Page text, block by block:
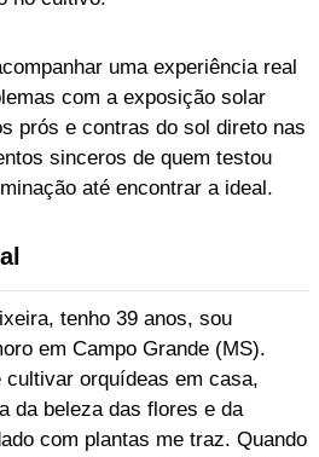
uma experiência real
com a exposição solar
prós e contras do sol direto nas
sinceros de quem testou
até encontrar a ideal.
tenho 39 anos, sou
em Campo Grande (MS).
cultivar orquídeas em casa,
da beleza das flores e da
com plantas me traz. Quando